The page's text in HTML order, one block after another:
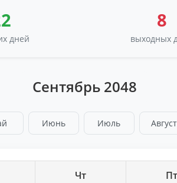
дней
8
выходных
Сентябрь 2048
Июнь Июль Август
Чт Пт